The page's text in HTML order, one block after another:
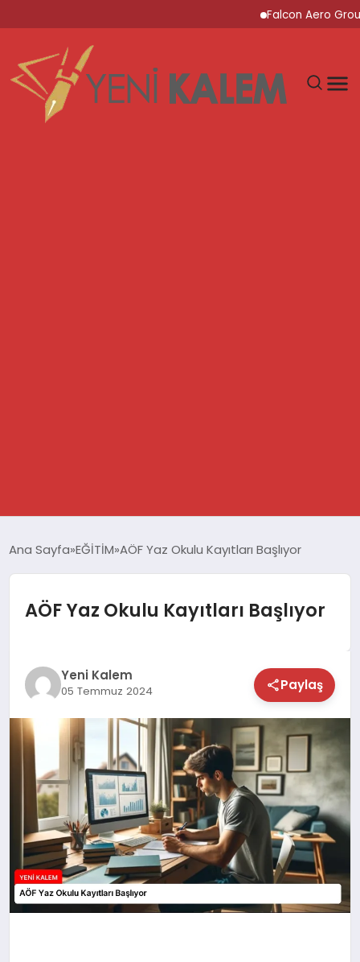
Falcon Aero Group,
SPOR
DÜNYA
YAŞAM
TEKNOLOJİ
SAĞLIK
MAGAZİN
EĞİTİM
Ana Sayfa EĞİTİM AÖF Yaz Okulu Kayıtları Başlıyor
AÖF Yaz Okulu Kayıtları Başlıyor
Yeni Kalem
05 Temmuz 2024 Paylaş